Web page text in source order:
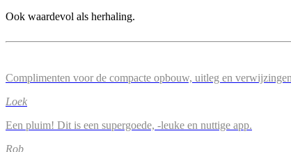
Ook waardevol als herhaling.
Complimenten voor de compacte opbouw, uitleg en
Loek
Een pluim! Dit is een supergoede, -leuke en nuttige app.
Rob